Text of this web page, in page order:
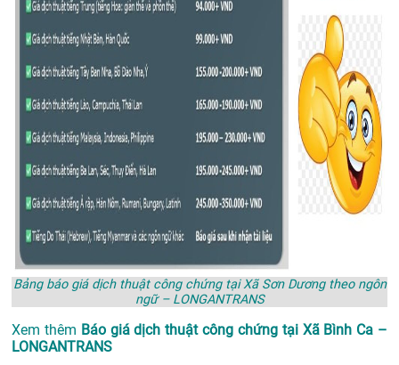
Bảng báo giá dịch thuật công chứng tại Xã Sơn Dương theo ngôn
ngữ – LONGANTRANS
Xem thêm Báo giá dịch thuật công chứng tại Xã Bình Ca –
LONGANTRANS